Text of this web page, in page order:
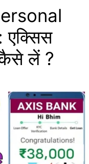
लें ?